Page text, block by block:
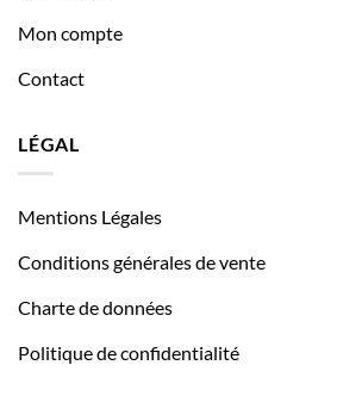
Mon compte
Contact
LÉGAL
Mentions Légales
Conditions générales de vente
Charte de données
Politique de confidentialité